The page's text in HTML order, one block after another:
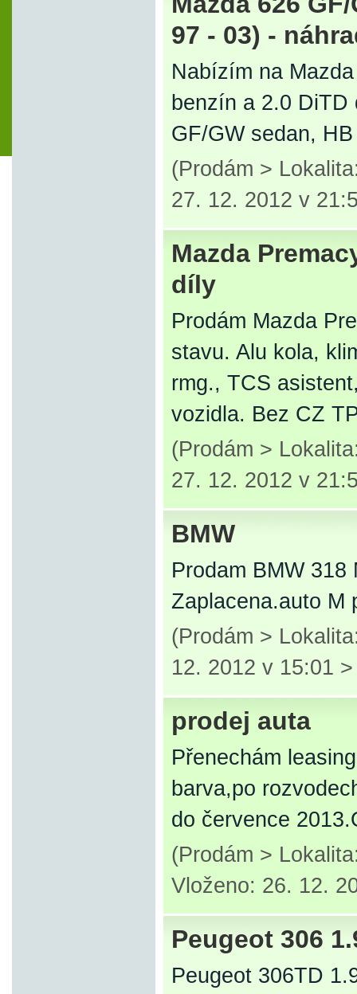
97 - 03) -
Nabízím na
benzín a 2.0
GF/GW sedan,
(Prodám >
27. 12. 2012 v
Mazda
díly
Prodám Mazda
stavu. Alu kola,
rmg., TCS
vozidla. Bez CZ
(Prodám >
27. 12. 2012 v
BMW
Prodam BMW
Zaplacena.auto M
(Prodám >
12. 2012 v 15:01
prodej auta
Přenechám
barva,po
do července
(Prodám >
Vloženo: 26. 12.
Peugeot 306
Peugeot 306TD